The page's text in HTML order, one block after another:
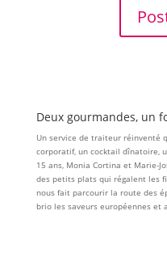
Deux gourmandes, un
Un service de traiteur réinventé
corporatif, un cocktail dînatoire,
15 ans, Monia Cortina et Marie-
des petits plats qui régalent les
nous fait parcourir la route des
brio les saveurs européennes et